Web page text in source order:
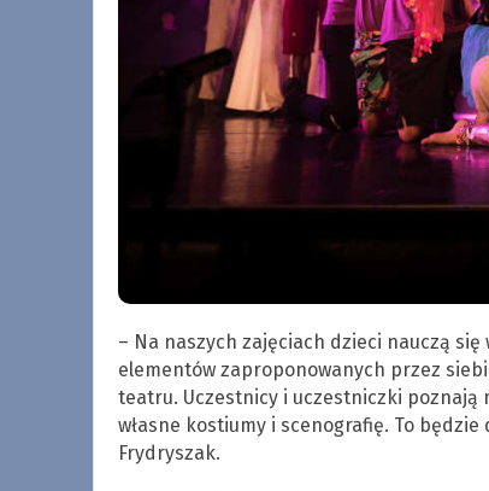
– Na naszych zajęciach dzieci nauczą
elementów zaproponowanych przez
teatru. Uczestnicy i uczestniczki
własne kostiumy i scenografię. To
Frydryszak.